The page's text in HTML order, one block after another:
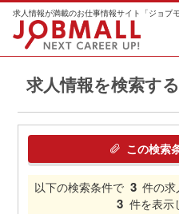
求人情報が満載のお仕事情報サイト「ジョブモ
求人情報を検索する
この検索
以下の検索条件で 3 件の求
3 件を表示